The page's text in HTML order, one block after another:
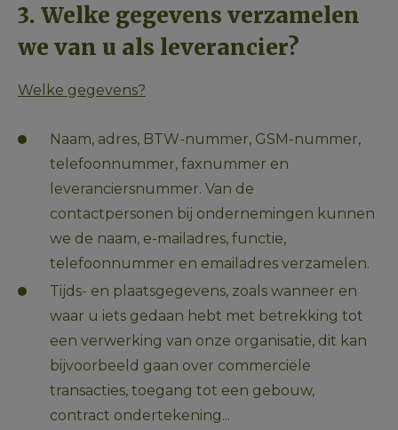
3. Welke gegevens verzamelen
we van u als leverancier?
Welke gegevens?
Naam, adres, BTW-nummer, GSM-nummer,
telefoonnummer, faxnummer en
leveranciersnummer. Van de
contactpersonen bij ondernemingen kunnen
we de naam, e-mailadres, functie,
telefoonnummer en emailadres verzamelen.
Tijds- en plaatsgegevens, zoals wanneer en
waar u iets gedaan hebt met betrekking tot
een verwerking van onze organisatie, dit kan
bijvoorbeeld gaan over commerciële
transacties, toegang tot een gebouw,
contract ondertekening...